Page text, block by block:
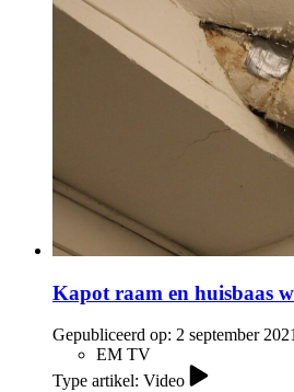
Kapot raam en huisbaas
Gepubliceerd op: 2 september
EM TV
Type artikel: Video